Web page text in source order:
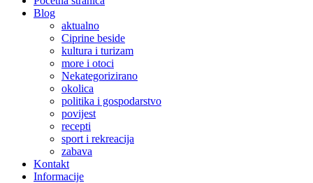
Blog
aktualno
Ciprine beside
kultura i turizam
more i otoci
Nekategorizirano
okolica
politika i gospodarstvo
povijest
recepti
sport i rekreacija
zabava
Kontakt
Informacije